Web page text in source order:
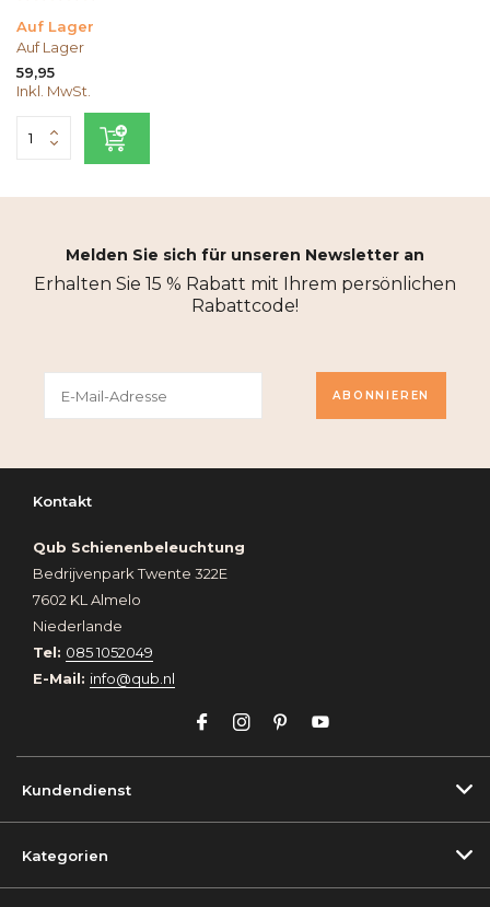
Auf Lager
Auf Lager
59,95
Inkl. MwSt.
Melden Sie sich für unseren Newsletter an
Erhalten Sie 15 % Rabatt mit Ihrem persönlichen
Rabattcode!
ABONNIEREN
Kontakt
Qub Schienenbeleuchtung
Bedrijvenpark Twente 322E
7602 KL Almelo
Niederlande
Tel: 085 1052049
E-Mail: info@qub.nl
Kundendienst
Kategorien